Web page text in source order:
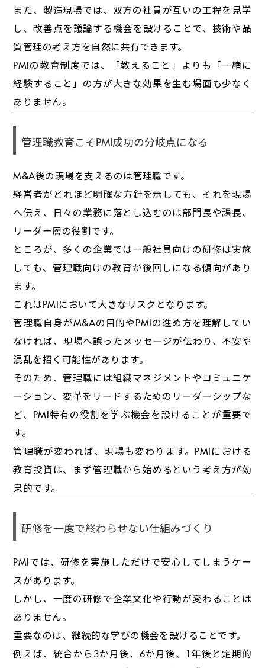
また、製造現場では、双方の社員が互いの工程を見学
し、改善点を議論する機会を設けることで、技術や品
質管理の考え方を自然に共有できます。
PMIの教育制度では、「教えること」よりも「一緒に
経験すること」の方が大きな効果を生む場面も少なく
ありません。
管理職教育こそPMI成功の分岐点になる
M&A後の現場を支えるのは管理職です。
経営者がどれほど明確な方針を示しても、それを現場
へ伝え、日々の業務に落とし込むのは部門長や課長、
リーダー層の役割です。
ところが、多くの企業では一般社員向けの研修は実施
しても、管理職向けの教育が後回しになる傾向があり
ます。
これはPMIにおいて大きなリスクとなります。
管理職自身がM&Aの目的やPMIの進め方を理解してい
なければ、現場へ誤ったメッセージが伝わり、不安や
混乱を招く可能性があります。
そのため、管理職には組織マネジメントやコミュニケ
ーション、変革をリードするためのリーダーシップな
ど、PMI特有の役割を学ぶ機会を設けることが重要で
す。
管理職が変われば、現場も変わります。PMIにおける
教育投資は、まず管理職から始めるという考え方が効
果的です。
研修を一度で終わらせない仕組みづくり
PMIでは、研修を実施しただけで安心してしまうケー
スがあります。
しかし、一度の研修で企業文化や行動が変わることは
ありません。
重要なのは、継続的な学びの機会を設けることです。
例えば、統合から3か月後、6か月後、1年後と定期的